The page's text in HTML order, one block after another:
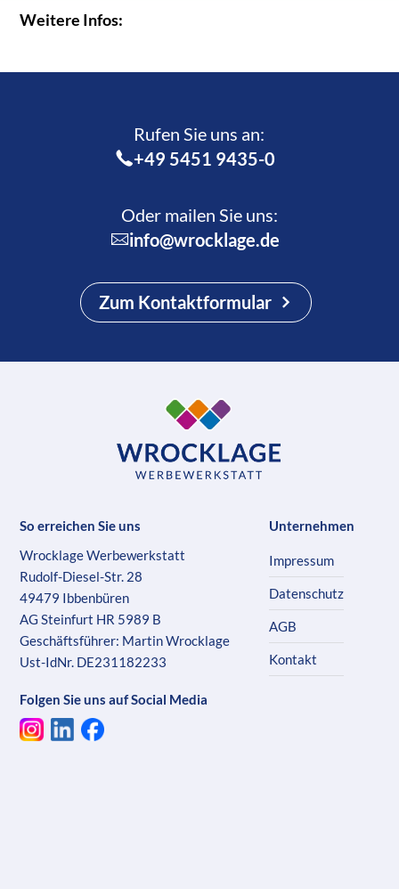
Weitere Infos:
Rufen Sie uns an:­
+49 5451 9435-0
Oder mailen Sie uns:
info@wrocklage.de
Zum Kontaktformular
So erreichen Sie uns
Wrocklage Werbewerkstatt
Rudolf-Diesel-Str. 28
49479 Ibbenbüren
AG Steinfurt HR 5989 B
Geschäftsführer: Martin Wrocklage
Ust-IdNr. DE231182233
Folgen Sie uns auf Social Media
Unternehmen
Impressum
Datenschutz
AGB
Kontakt